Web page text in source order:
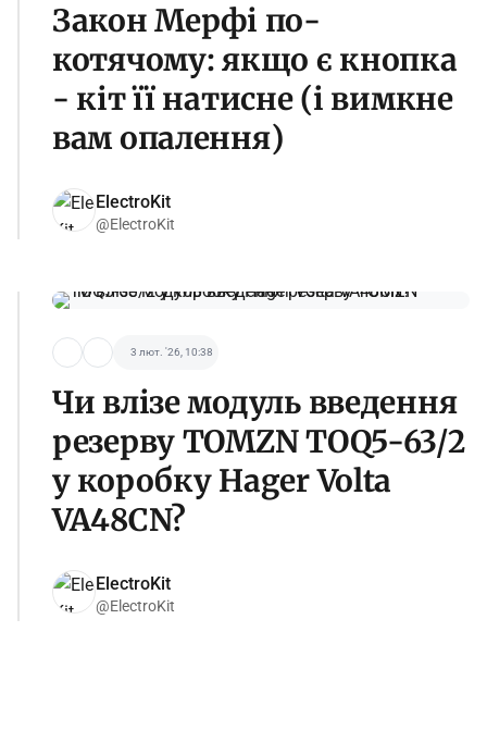
Закон Мерфі по-
котячому: якщо є кнопка
- кіт її натисне (і вимкне
вам опалення)
ElectroKit
@ElectroKit
3 лют. '26, 10:38
Чи влізе модуль введення
резерву TOMZN TOQ5-63/2
у коробку Hager Volta
VA48CN?
ElectroKit
@ElectroKit